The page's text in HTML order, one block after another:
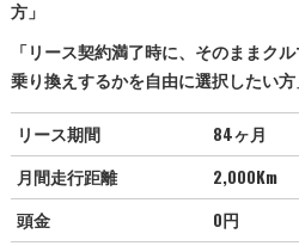
方」
「リース契約満了時に、そのままク
乗り換えするかを自由に選択したい方
リース期間
84ヶ月
月間走行距離
2,000Km
頭金
0円